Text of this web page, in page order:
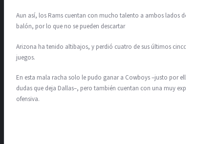
Aun así, los Rams cuentan con mucho talento a ambos lados del
balón, por lo que no se pueden descartar
Arizona ha tenido altibajos, y perdió cuatro de sus últimos cinco
juegos.
En esta mala racha solo le pudo ganar a Cowboys –justo por ello, las
dudas que deja Dallas–, pero también cuentan con una muy explosiva
ofensiva.